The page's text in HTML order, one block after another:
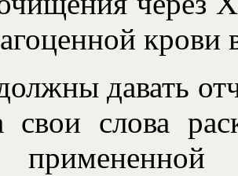
крови
давать
свои слова